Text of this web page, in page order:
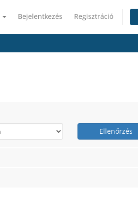
Bejelentkezés Regisztráció
Ellenőrzés